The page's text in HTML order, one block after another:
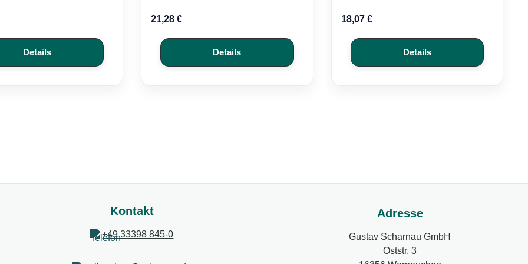
Preis:
Details
Regulärer Preis:
21,28 €
Details
Regulärer Preis:
18,07 €
Details
Kontakt
+49 33398 845-0
Adresse
Gustav Scharnau GmbH
Oststr. 3